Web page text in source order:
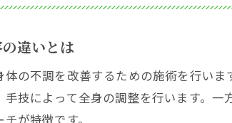
違いとは
の不調を改善するための施術を行い
技によって全身の調整を行います。
が特徴です。